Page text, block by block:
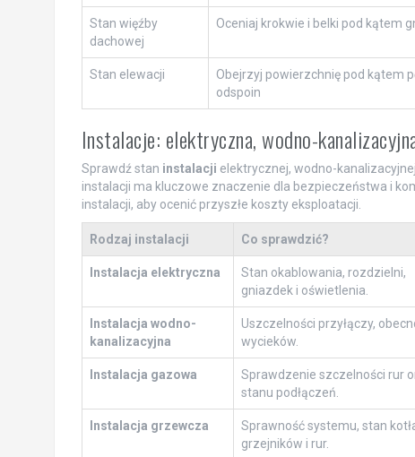
Stan więźby
dachowej
Oceniaj krokwie i belki pod kątem
Stan elewacji
Obejrzyj powierzchnię pod kątem
odspoin
Instalacje: elektryczna, wodno-
Sprawdź stan instalacji elektrycznej, wodno-
instalacji ma kluczowe znaczenie dla bezpieczeństwa i
instalacji, aby ocenić przyszłe koszty eksploatacji.
Rodzaj instalacji Co sprawdzić?
Instalacja elektryczna
Stan okablowania, rozdzielni,
gniazdek i oświetlenia.
Instalacja wodno-
kanalizacyjna
Uszczelności przyłączy,
wycieków.
Instalacja gazowa
Sprawdzenie szczelności rur
stanu podłączeń.
Instalacja grzewcza
Sprawność systemu, stan
grzejników i rur.